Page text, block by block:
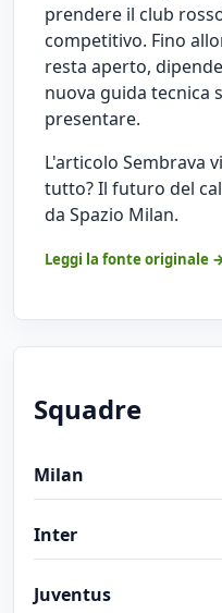
prendere il club
competitivo. Fino
resta aperto,
nuova guida tecnica
presentare.
L'articolo Sembrava
tutto? Il futuro del
da Spazio Milan.
Leggi la fonte originale
Squadre
Milan
Inter
Juventus